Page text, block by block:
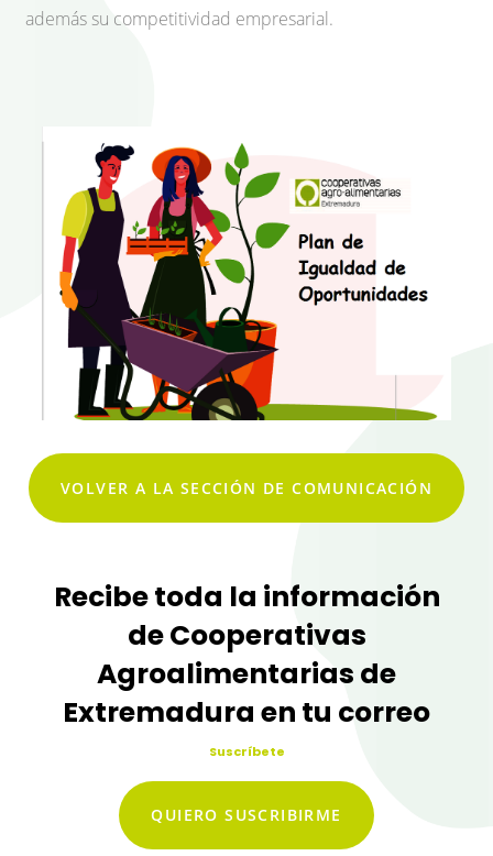
además su competitividad empresarial.
VOLVER A LA SECCIÓN DE COMUNICACIÓN
Recibe toda la información
de Cooperativas
Agroalimentarias de
Extremadura en tu correo
Suscríbete
QUIERO SUSCRIBIRME